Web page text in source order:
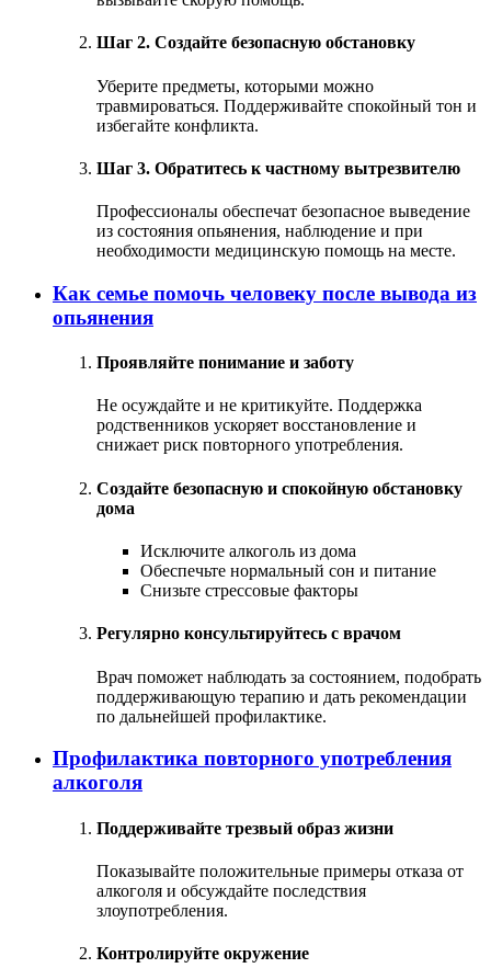
Шаг 2. Создайте безопасную обстановку
Уберите предметы, которыми можно
травмироваться. Поддерживайте спокойный тон и
избегайте конфликта.
Шаг 3. Обратитесь к частному вытрезвителю
Профессионалы обеспечат безопасное выведение
из состояния опьянения, наблюдение и при
необходимости медицинскую помощь на месте.
Как семье помочь человеку после вывода из
опьянения
Проявляйте понимание и заботу
Не осуждайте и не критикуйте. Поддержка
родственников ускоряет восстановление и
снижает риск повторного употребления.
Создайте безопасную и спокойную обстановку
дома
Исключите алкоголь из дома
Обеспечьте нормальный сон и питание
Снизьте стрессовые факторы
Регулярно консультируйтесь с врачом
Врач поможет наблюдать за состоянием, подобрать
поддерживающую терапию и дать рекомендации
по дальнейшей профилактике.
Профилактика повторного употребления
алкоголя
Поддерживайте трезвый образ жизни
Показывайте положительные примеры отказа от
алкоголя и обсуждайте последствия
злоупотребления.
Контролируйте окружение